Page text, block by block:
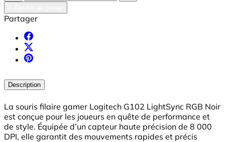
Partager
Description
La souris filaire gamer Logitech G102 LightSync RGB Noir
est conçue pour les joueurs en quête de performance et
de style. Équipée d’un capteur haute précision de 8 000
DPI, elle garantit des mouvements rapides et précis